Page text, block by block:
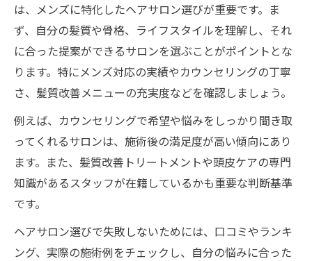
は、メンズに特化したヘアサロン選びが重要です。ま
ず、自分の髪質や骨格、ライフスタイルを理解し、それ
に合った提案ができるサロンを選ぶことがポイントとな
ります。特にメンズ対応の実績やカウンセリングの丁寧
さ、髪質改善メニューの充実度などを確認しましょう。
例えば、カウンセリングで希望や悩みをしっかり聞き取
ってくれるサロンは、施術後の満足度が高い傾向にあり
ます。また、髪質改善トリートメントや頭皮ケアの専門
知識があるスタッフが在籍しているかも重要な判断基準
です。
ヘアサロン選びで失敗しないためには、口コミやランキ
ング、実際の施術例をチェックし、自分の悩みに合った